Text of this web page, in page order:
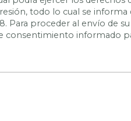
todo lo cual se
Para proceder al envío de
consentimiento informado